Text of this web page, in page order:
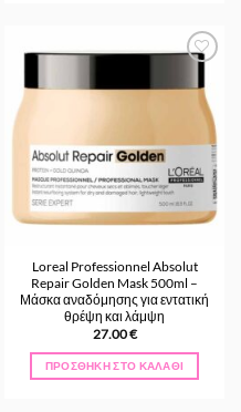
στα
Αγαπημένα
Loreal Professionnel Absolut
Repair Golden Mask 500ml –
Μάσκα αναδόμησης για εντατική
θρέψη και λάμψη
27.00€
ΠΡΟΣΘΉΚΗ ΣΤΟ ΚΑΛΆΘΙ